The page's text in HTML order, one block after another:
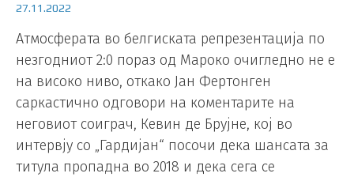
27.11.2022
Атмосферата во белгиската репрезентација по
незгодниот 2:0 пораз од Мароко очигледно не е
на високо ниво, откако Јан Фертонген
саркастично одговори на коментарите на
неговиот соиграч, Кевин де Брујне, кој во
интервју со „Гардијан“ посочи дека шансата за
титула пропадна во 2018 и дека сега се